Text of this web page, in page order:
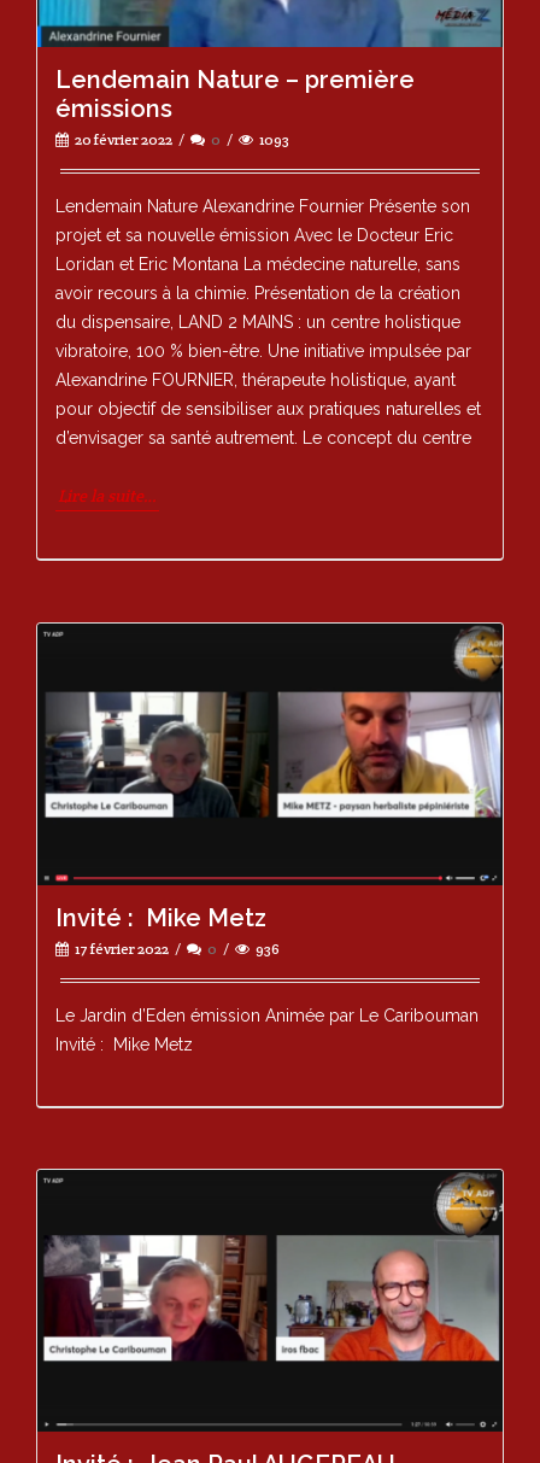
Lendemain Nature – première
émissions
20 février 2022 0 1093
Lendemain Nature Alexandrine Fournier Présente son
projet et sa nouvelle émission Avec le Docteur Eric
Loridan et Eric Montana La médecine naturelle, sans
avoir recours à la chimie. Présentation de la création
du dispensaire, LAND 2 MAINS : un centre holistique
vibratoire, 100 % bien-être. Une initiative impulsée par
Alexandrine FOURNIER, thérapeute holistique, ayant
pour objectif de sensibiliser aux pratiques naturelles et
d’envisager sa santé autrement. Le concept du centre
Lire la suite…
Invité : Mike Metz
17 février 2022 0 936
Le Jardin d’Eden émission Animée par Le Caribouman
Invité : Mike Metz